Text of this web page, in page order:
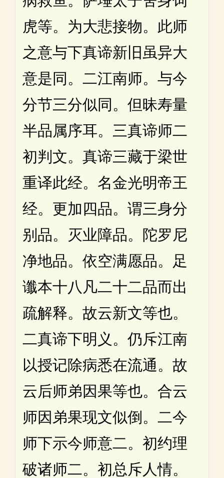
虎等。为大悲接物。此师
之意与下真谛新旧虽异大
意是同。二江南师。与今
分节三分似同。但昧寿量
半品属序耳。三真谛师二
初判文。真谛三藏于梁世
重译此经。名金光明帝王
经。更加四品。谓三身分
别品。灭业障品。陀罗尼
净地品。依空满愿品。足
谶本十八凡二十二品而出
疏解释。故云新文等也。
二真谛下明义。仍斥江南
以授记除病悉在流通。故
云后师弟因果等也。合云
师因弟果现文似倒。二今
师下示今师意二。初约理
破诸师二。初总斥人情。